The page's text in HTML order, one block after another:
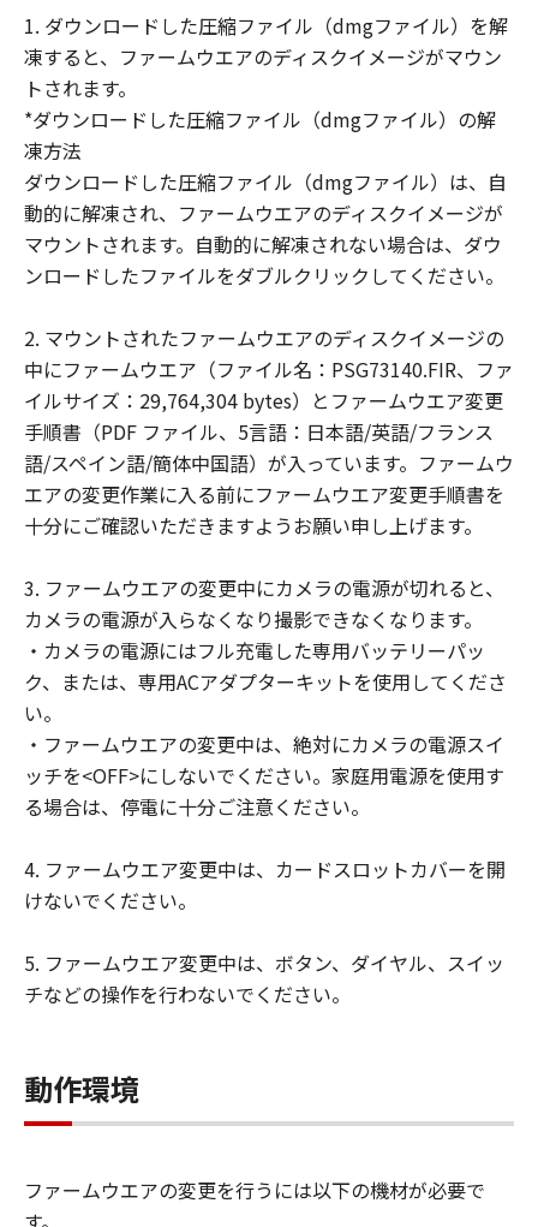
制限
(1) 「本契約」に明示的に定める場合を除
き、お客様は、「許諾ソフトウェア」を複
製、または第三者に再使用許諾、譲渡、販
売、頒布、賃貸、リースもしくは貸与する
ことはできません。
(2) お客様は、「許諾ソフトウェア」の全
部または一部を修正、改変、翻訳、翻案、
逆コンパイル、逆アセンブル、その他リバ
せん。また第三者にこのような行為をさせ
てはなりません。
帰属
「許諾ソフトウェア」に係る知的財産権
は、その内容によりキヤノンまたはキヤノ
ンのライセンサーに帰属します。
著作権表示
お客様は、「許諾ソフトウェア」に含まれ
るキヤノンまたはキヤノンのライセンサー
の著作権表示を変更し、除去しまたは削除
してはなりません。
キヤノン、キヤノンの子会社、キヤノンの
関連会社、それらの販売代理店および販売
店、ならびにキヤノンのライセンサーは、
びお客様による「許諾ソフトウェア」の使
用を支援することに、並びに「許諾ソフト
正またはサポートの提供ついて、いかなる
責任も負うものではありません。
お客様は、日本国政府または該当国の政府
より必要な認可等を得ることなしに、「許
諾ソフトウェア」の全部または一部を、直
1. ダウンロードした圧縮ファイル（dmgファイル）を解
凍すると、ファームウエアのディスクイメージがマウン
トされます。
*ダウンロードした圧縮ファイル（dmgファイル）の解
凍方法
ダウンロードした圧縮ファイル（dmgファイル）は、自
動的に解凍され、ファームウエアのディスクイメージが
マウントされます。自動的に解凍されない場合は、ダウ
ンロードしたファイルをダブルクリックしてください。
2. マウントされたファームウエアのディスクイメージの
中にファームウエア（ファイル名：PSG73140.FIR、ファ
イルサイズ：29,764,304 bytes）とファームウエア変更
手順書（PDF ファイル、5言語：日本語/英語/フランス
語/スペイン語/簡体中国語）が入っています。ファームウ
エアの変更作業に入る前にファームウエア変更手順書を
十分にご確認いただきますようお願い申し上げます。
3. ファームウエアの変更中にカメラの電源が切れると、
カメラの電源が入らなくなり撮影できなくなります。
・カメラの電源にはフル充電した専用バッテリーパッ
ク、または、専用ACアダプターキットを使用してくださ
い。
・ファームウエアの変更中は、絶対にカメラの電源スイ
ッチを<OFF>にしないでください。家庭用電源を使用す
る場合は、停電に十分ご注意ください。
4. ファームウエア変更中は、カードスロットカバーを開
けないでください。
5. ファームウエア変更中は、ボタン、ダイヤル、スイッ
チなどの操作を行わないでください。
動作環境
ファームウエアの変更を行うには以下の機材が必要で
す。